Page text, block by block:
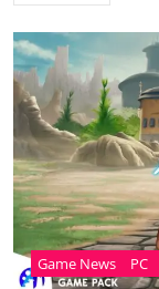
Game News PC